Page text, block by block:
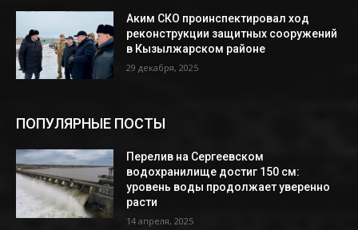
Аким СКО проинспектировал ход
реконструкции защитных сооружений
в Кызылжарском районе
29 декабря, 2025
ПОПУЛЯРНЫЕ ПОСТЫ
Перелив на Сергеевском
водохранилище достиг 150 см:
уровень воды продолжает уверенно
расти
14 апреля, 2025